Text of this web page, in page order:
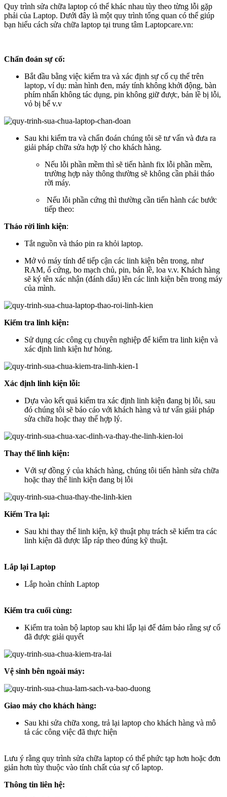
Quy trình sửa chữa laptop có thể khác nhau tùy theo từng lỗi gặp
phải của Laptop. Dưới đây là một quy trình tổng quan có thể giúp
bạn hiểu cách sửa chữa laptop tại trung tâm Laptopcare.vn:
Chẩn đoán sự cố:
Bắt đầu bằng việc kiểm tra và xác định sự cố cụ thể trên
laptop, ví dụ: màn hình đen, máy tính không khởi động, bàn
phím nhấn không tác dụng, pin không giữ được, bản lề bị lỗi,
vỏ bị bể v.v
Sau khi kiểm tra và chẩn đoán chúng tôi sẽ tư vấn và đưa ra
giải pháp chữa sửa hợp lý cho khách hàng.
Nếu lỗi phần mềm thì sẽ tiến hành fix lỗi phần mềm,
trường hợp này thông thường sẽ không cần phải tháo
rời máy.
Nếu lỗi phần cứng thì thường cần tiến hành các bước
tiếp theo:
Tháo rời linh kiện:
Tắt nguồn và tháo pin ra khỏi laptop.
Mở vỏ máy tính để tiếp cận các linh kiện bên trong, như
RAM, ổ cứng, bo mạch chủ, pin, bản lề, loa v.v. Khách hàng
sẽ ký tên xác nhận (đánh dấu) lên các linh kiện bên trong máy
của mình.
Kiểm tra linh kiện:
Sử dụng các công cụ chuyên nghiệp để kiểm tra linh kiện và
xác định linh kiện hư hỏng.
Xác định linh kiện lỗi:
Dựa vào kết quả kiểm tra xác định linh kiện đang bị lỗi, sau
đó chúng tôi sẽ báo cáo với khách hàng và tư vấn giải pháp
sửa chữa hoặc thay thế hợp lý.
Thay thế linh kiện:
Với sự đồng ý của khách hàng, chúng tôi tiến hành sửa chữa
hoặc thay thế linh kiện đang bị lỗi
Kiểm Tra lại:
Sau khi thay thế linh kiện, kỹ thuật phụ trách sẽ kiểm tra các
linh kiện đã được lắp ráp theo đúng kỹ thuật.
Lắp lại Laptop
Lắp hoàn chỉnh Laptop
Kiểm tra cuối cùng:
Kiểm tra toàn bộ laptop sau khi lắp lại để đảm bảo rằng sự cố
đã được giải quyết
Vệ sinh bên ngoài máy:
Giao máy cho khách hàng:
Sau khi sửa chữa xong, trả lại laptop cho khách hàng và mô
tả các công việc đã thực hiện
Lưu ý rằng quy trình sửa chữa laptop có thể phức tạp hơn hoặc đơn
giản hơn tùy thuộc vào tính chất của sự cố laptop.
Thông tin liên hệ: